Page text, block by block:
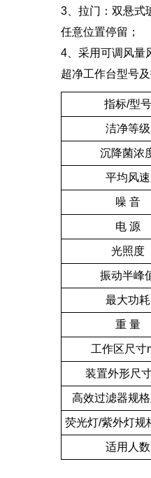
3、拉门：双悬式
任意位置停留；
4、采用可调风量
超净工作台型号
指标/型号
洁净等级
沉降菌浓
平均风速
噪 音
电 源
光照度
振动半峰
最大功耗
重 量
工作区尺寸
装置外形尺
高效过滤器规
荧光灯/紫外灯规
适用人数